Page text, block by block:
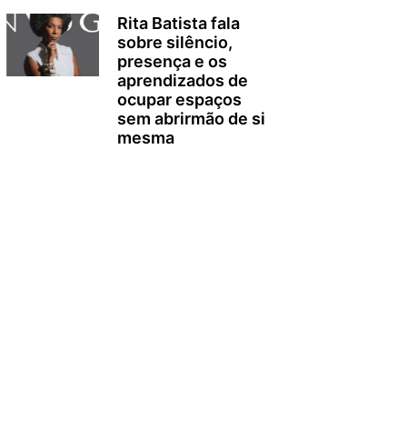
Rita Batista fala
sobre silêncio,
presença e os
aprendizados de
ocupar espaços
sem abrirmão de si
mesma